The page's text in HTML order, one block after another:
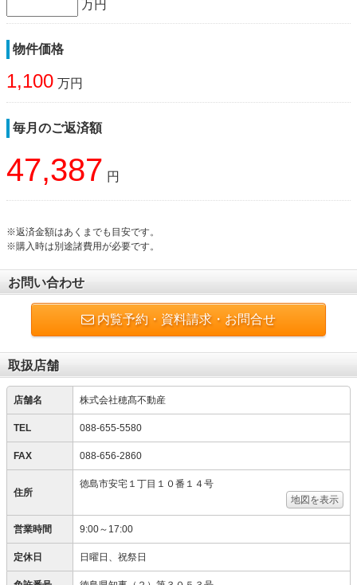
万円
物件価格
1,100 万円
毎月のご返済額
47,387 円
※返済金額はあくまでも目安です。
※購入時は別途諸費用が必要です。
お問い合わせ
内覧予約・資料請求・お問合せ
取扱店舗
店舗名 株式会社穂髙不動産
TEL 088-655-5580
FAX 088-656-2860
住所
徳島市安宅１丁目１０番１４号
地図を表示
営業時間 9:00～17:00
定休日 日曜日、祝祭日